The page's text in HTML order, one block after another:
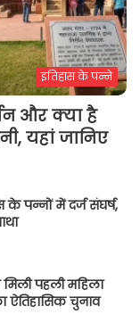
इतिहास के पन्ने
और क्या है
यहां जानिए
के पन्नों में दर्ज संघर्ष,
पहली महिला
ऐतिहासिक चुनाव